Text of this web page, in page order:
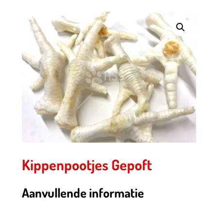
Kippenpootjes Gepoft
Aanvullende informatie